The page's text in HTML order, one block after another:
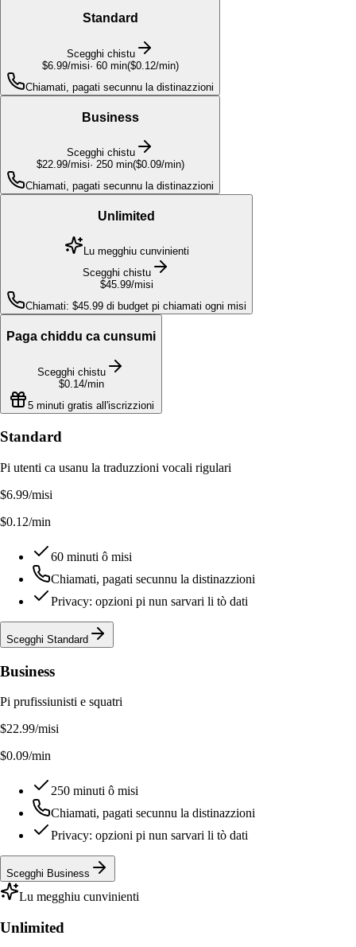
Standard
Scegghi chistu
$6.99/misi· 60min($0.12/min)
Chiamati, pagati secunnu la distinazzioni
Business
Scegghi chistu
$22.99/misi· 250min($0.09/min)
Chiamati, pagati secunnu la distinazzioni
Unlimited
Lu megghiu cunvinienti
Scegghi chistu
$45.99/misi
Chiamati: $45.99 di budget pi chiamati ogni misi
Paga chiddu ca cunsumi
Scegghi chistu
$0.14/min
5 minuti gratis all'iscrizzioni
Standard
Pi utenti ca usanu la traduzzioni vocali rigulari
$6.99/misi
$0.12/min
60 minuti ô misi
Chiamati, pagati secunnu la distinazzioni
Privacy: opzioni pi nun sarvari li tò dati
Scegghi Standard
Business
Pi prufissiunisti e squatri
$22.99/misi
$0.09/min
250 minuti ô misi
Chiamati, pagati secunnu la distinazzioni
Privacy: opzioni pi nun sarvari li tò dati
Scegghi Business
Lu megghiu cunvinienti
Unlimited